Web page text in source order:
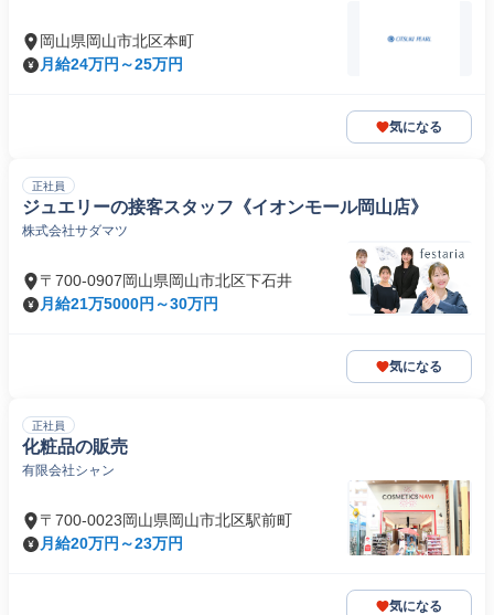
岡山県岡山市北区本町
月給24万円～25万円
気になる
正社員
ジュエリーの接客スタッフ《イオンモール岡山店》
株式会社サダマツ
〒700-0907岡山県岡山市北区下石井
月給21万5000円～30万円
気になる
正社員
化粧品の販売
有限会社シャン
〒700-0023岡山県岡山市北区駅前町
月給20万円～23万円
気になる